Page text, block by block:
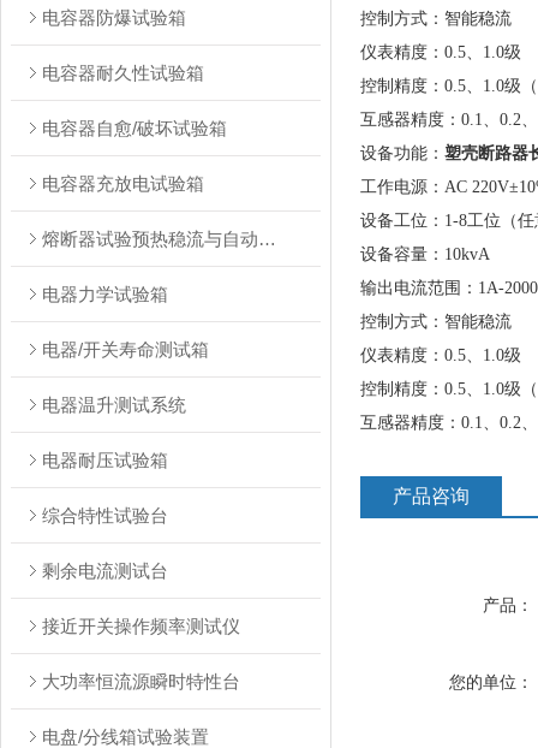
电容器防爆试验箱
电容器耐久性试验箱
电容器自愈/破坏试验箱
电容器充放电试验箱
熔断器试验预热稳流与自动转换装置测试台
电器力学试验箱
电器/开关寿命测试箱
电器温升测试系统
电器耐压试验箱
综合特性试验台
剩余电流测试台
接近开关操作频率测试仪
大功率恒流源瞬时特性台
电盘/分线箱试验装置
控制方式：智能稳流
仪表精度：0.5、1.0级
控制精度：0.5、1.0级
互感器精度：0.1、0.2
设备功能： 塑壳断路器
工作电源：AC
设备工位：1-8工位（
设备容量：10kvA
输出电流范围：1A-
控制方式：智能稳流
仪表精度：0.5、1.0级
控制精度：0.5、1.0级
互感器精度：0.1、0.2
产品咨询
产品：
您的单位：